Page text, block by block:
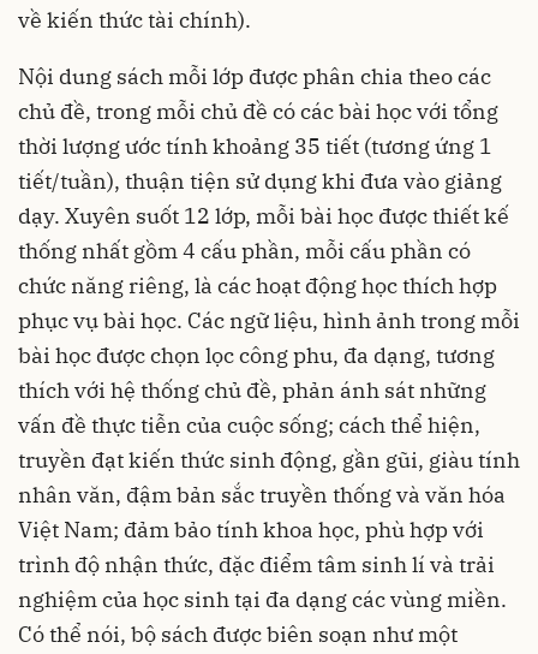
về kiến thức tài chính).
Nội dung sách mỗi lớp được phân chia theo các
chủ đề, trong mỗi chủ đề có các bài học với tổng
thời lượng ước tính khoảng 35 tiết (tương ứng 1
tiết/tuần), thuận tiện sử dụng khi đưa vào giảng
dạy. Xuyên suốt 12 lớp, mỗi bài học được thiết kế
thống nhất gồm 4 cấu phần, mỗi cấu phần có
chức năng riêng, là các hoạt động học thích hợp
phục vụ bài học. Các ngữ liệu, hình ảnh trong mỗi
bài học được chọn lọc công phu, đa dạng, tương
thích với hệ thống chủ đề, phản ánh sát những
vấn đề thực tiễn của cuộc sống; cách thể hiện,
truyền đạt kiến thức sinh động, gần gũi, giàu tính
nhân văn, đậm bản sắc truyền thống và văn hóa
Việt Nam; đảm bảo tính khoa học, phù hợp với
trình độ nhận thức, đặc điểm tâm sinh lí và trải
nghiệm của học sinh tại đa dạng các vùng miền.
Có thể nói, bộ sách được biên soạn như một